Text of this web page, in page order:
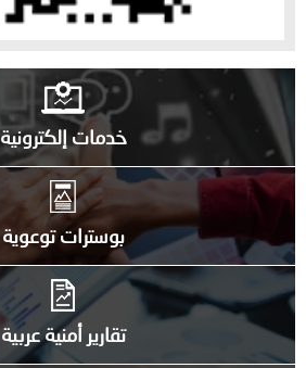
خدمات إلكترونية
بوسترات توعوية
تقارير أمنية عربية